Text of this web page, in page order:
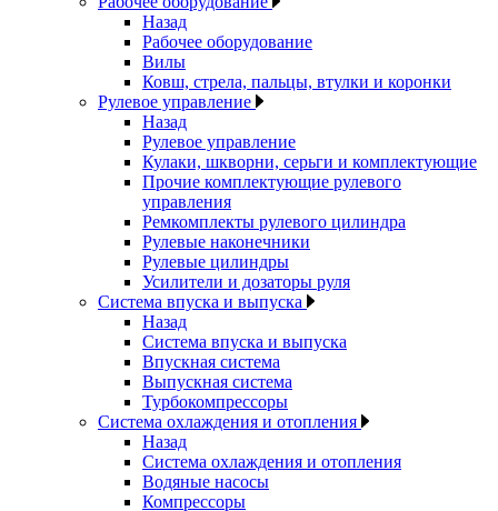
Назад
Рабочее оборудование
Вилы
Ковш, стрела, пальцы, втулки и коронки
Рулевое управление
Назад
Рулевое управление
Кулаки, шкворни, серьги и комплектующие
Прочие комплектующие рулевого
управления
Ремкомплекты рулевого цилиндра
Рулевые наконечники
Рулевые цилиндры
Усилители и дозаторы руля
Система впуска и выпуска
Назад
Система впуска и выпуска
Впускная система
Выпускная система
Турбокомпрессоры
Система охлаждения и отопления
Назад
Система охлаждения и отопления
Водяные насосы
Компрессоры